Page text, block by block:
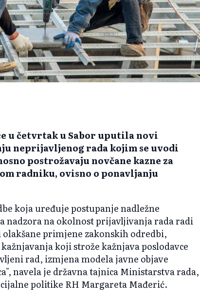
u četvrtak u Sabor uputila novi
neprijavljenog rada kojim se uvodi
postrožavaju novčane kazne za
radniku, ovisno o ponavljanju
koja uređuje postupanje nadležne
nadzora na okolnost prijavljivanja rada radi
primjene zakonskih odredbi,
koji strože kažnjava poslodavce
rad, izmjena modela javne objave
navela je državna tajnica Ministarstva rada,
politike RH Margareta Mađerić.